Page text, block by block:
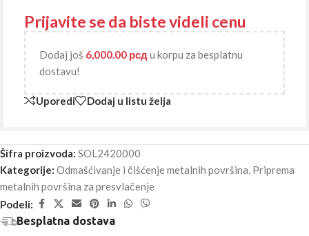
Prijavite se da biste videli cenu
Dodaj još 6,000.00 рсд u korpu za besplatnu
dostavu!
Uporedi Dodaj u listu želja
Šifra proizvoda: SOL2420000
Kategorije: Odmašćivanje i čišćenje metalnih površina, Priprema
metalnih površina za presvlačenje
Podeli:
Besplatna dostava